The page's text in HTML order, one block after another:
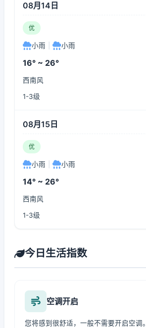
08月14日
优
小雨 小雨
16° ~ 26°
西南风
1-3级
08月15日
优
小雨 小雨
14° ~ 26°
西南风
1-3级
今日生活指数
空调开启
您将感到很舒适，一般不需要开启空调。